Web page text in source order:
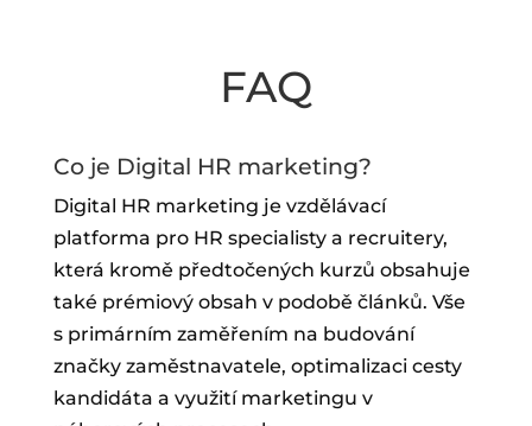
FAQ
Co je Digital HR marketing?
Digital HR marketing je vzdělávací
platforma pro HR specialisty a recruitery,
která kromě předtočených kurzů obsahuje
také prémiový obsah v podobě článků. Vše
s primárním zaměřením na budování
značky zaměstnavatele, optimalizaci cesty
kandidáta a využití marketingu v